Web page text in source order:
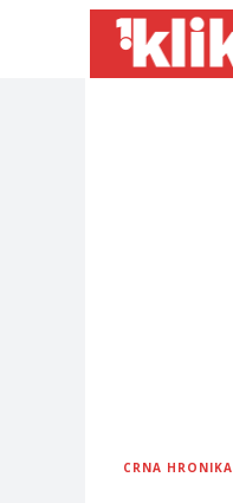
CRNA HRONIKA